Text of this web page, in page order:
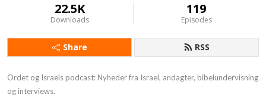
22.5K
Downloads
119
Episodes
Share RSS
Ordet og Israels podcast: Nyheder fra Israel, andagter, bibelundervisning
og interviews.